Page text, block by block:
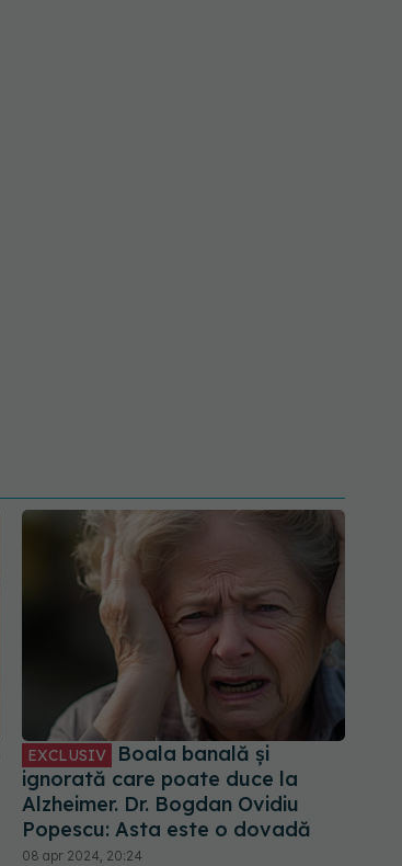
EXCLUSIV
Boala banală și
ignorată care poate duce la
Alzheimer. Dr. Bogdan Ovidiu
Popescu: Asta este o dovadă
08 apr 2024, 20:24